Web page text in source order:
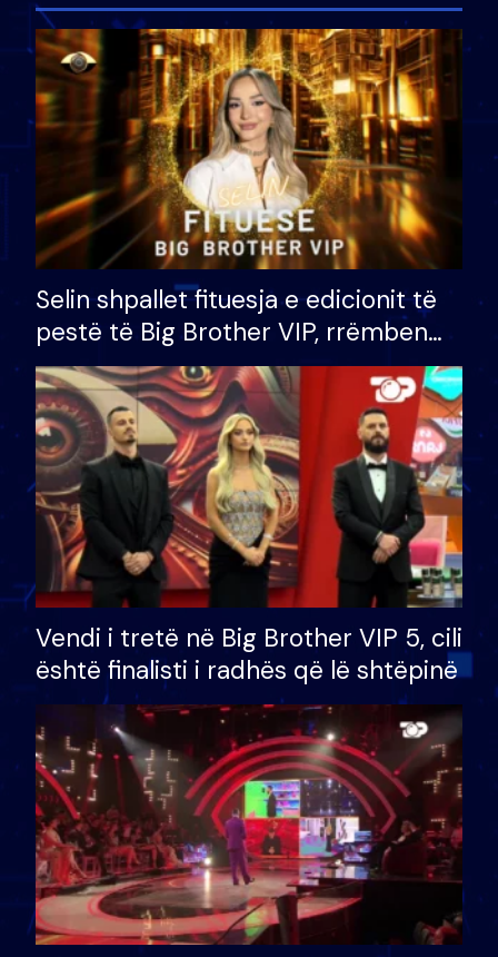
Selin shpallet fituesja e edicionit të
pestë të Big Brother VIP, rrëmben
çmimin e madh prej 100 mijë eurosh
Vendi i tretë në Big Brother VIP 5, cili
është finalisti i radhës që lë shtëpinë